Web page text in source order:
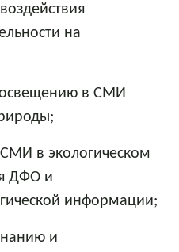
на
в СМИ
в экологическом
ДФО и
информации;
и